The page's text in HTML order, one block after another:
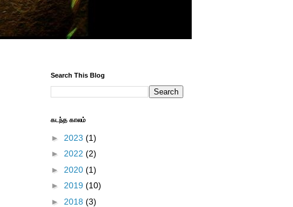
Search This Blog
கடந்த காலம்
► 2023 (1)
► 2022 (2)
► 2020 (1)
► 2019 (10)
► 2018 (3)